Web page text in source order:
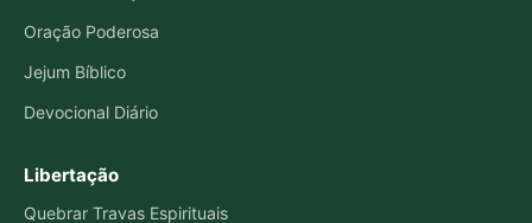
Oração Poderosa
Jejum Bíblico
Devocional Diário
Libertação
Quebrar Travas Espirituais